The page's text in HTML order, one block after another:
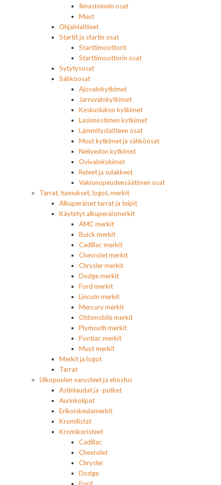
Ilmastoinnin osat
Muut
Ohjainlaitteet
Startit ja startin osat
Starttimoottorit
Starttimoottorin osat
Sytytysosat
Sähköosat
Ajovalokytkimet
Jarruvalokytkimet
Keskuslukon kytkimet
Lasinnostimen kytkimet
Lämmityslaitteen osat
Muut kytkimet ja sähköosat
Nelivedon kytkimet
Ovivalokykimet
Releet ja sulakkeet
Vakionopeudensäätimen osat
Tarrat, tunnukset, logot, merkit
Alkuperäiset tarrat ja teipit
Käytetyt alkuperäismerkit
AMC merkit
Buick merkit
Cadillac merkit
Chevrolet merkit
Chrysler merkit
Dodge merkit
Ford merkit
Lincoln merkit
Mercury merkit
Oldsmobile merkit
Plymouth merkit
Pontiac merkit
Muut merkit
Merkit ja logot
Tarrat
Ulkopuolen varusteet ja ehostus
Astinlaudat ja -putket
Aurinkolipat
Erikoiskeulamerkit
Kromilistat
Kromikoristeet
Cadillac
Chevrolet
Chrysler
Dodge
Ford